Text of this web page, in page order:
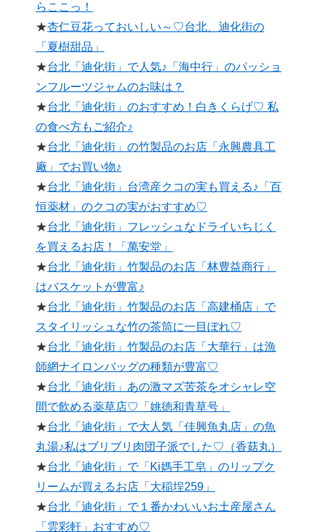
らここっ！
★杏仁豆花っておいしい～♡台北、迪化街の
「夏樹甜品」
★台北「迪化街」で人気♪「海中行」のパッショ
ンフルーツジャムのお味は？
★台北「迪化街」のおすすめ！白きくらげ♡ 私
の食べ方もご紹介♪
★台北「迪化街」の竹製品のお店「永興農具工
廠」でお買い物♪
★台北「迪化街」台湾産クコの実も買える♪「百
恒薬材」のクコの実がおすすめ♡
★台北「迪化街」フレッシュなドライいちじく
を買えるお店！「萬安堂」
★台北「迪化街」竹製品のお店「林豊益商行」
はバスケットが豊富♪
★台北「迪化街」竹製品のお店「高建桶店」で
スタイリッシュな竹の茶筒に一目ぼれ♡
★台北「迪化街」竹製品のお店「大華行」は漁
師網ナイロンバッグの種類が豊富♡
★台北「迪化街」あの激マズ苦茶をオシャレ空
間で飲める薬草店♡「姚徳和青草号」
★台北「迪化街」で大人気「佳興魚丸店」の魚
丸湯♪私はブリブリ肉団子派でした♡（香菇丸）
★台北「迪化街」で「Ki媽手工皂」のリップク
リームが買えるお店「大稲埕259」
★台北「迪化街」で１番かわいいお土産屋さん
「雲彩軒」おすすめ♡